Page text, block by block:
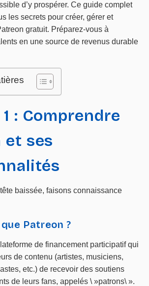
d’y prospérer. Ce guide complet
les secrets pour créer, gérer et
gratuit. Préparez-vous à
en une source de revenus durable
: Comprendre
et ses
baissée, faisons connaissance
que Patreon ?
de financement participatif qui
de contenu (artistes, musiciens,
etc.) de recevoir des soutiens
de leurs fans, appelés \ »patrons\ ».